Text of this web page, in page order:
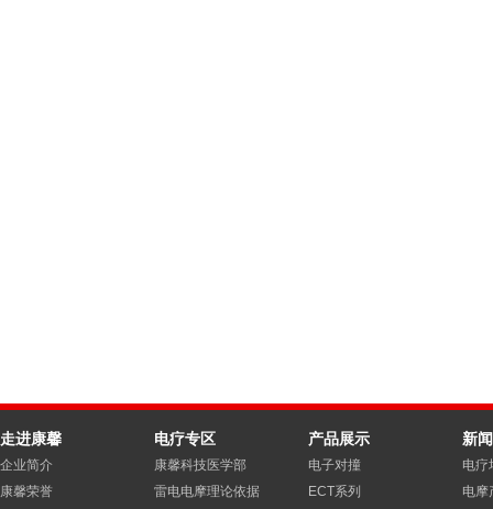
走进康馨
企业简介
康馨荣誉
电疗专区
康馨科技医学部
雷电电摩理论依据
产品展示
电子对撞
ECT系列
新
电疗
电摩